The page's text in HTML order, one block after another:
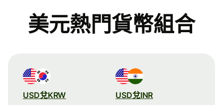
美元熱門貨幣組合
USD兌KRW USD兌INR